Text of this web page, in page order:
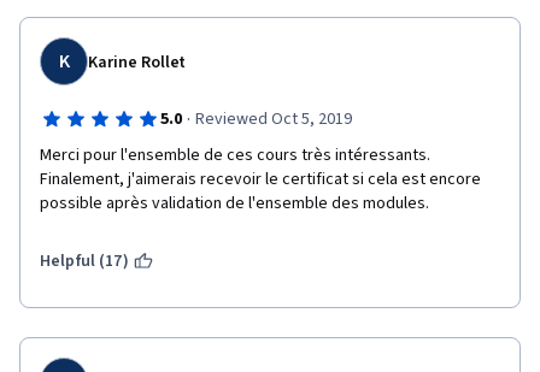
K Karine Rollet
5.0 · Reviewed Oct 5, 2019
Merci pour l'ensemble de ces cours très intéressants.
Finalement, j'aimerais recevoir le certificat si cela est encore
possible après validation de l'ensemble des modules.
Helpful (17)